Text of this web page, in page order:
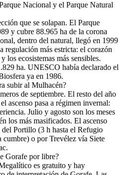
Nacional y el Parque Natural
que se solapan. El Parque
y cubre 88.965 ha de la corona
dentro del natural, llegó en 1999
regulación más estricta: el corazón
los ecosistemas más sensibles.
ha. UNESCO había declarado el
ya en 1986.
subir al Mulhacén?
de septiembre. El resto del año
ascenso pasa a régimen invernal:
Julio y agosto son los meses
los más masificados. El ascenso
Portillo (3 h hasta el Refugio
cumbre) o por Trevélez vía Siete
Gorafe por libre?
es gratuito y hay